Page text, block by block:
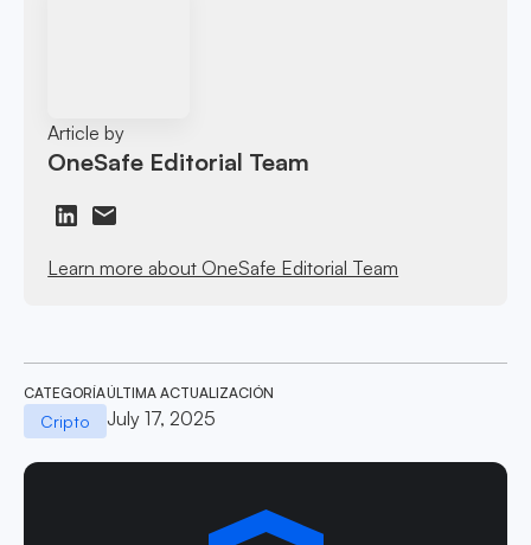
Article by
OneSafe Editorial Team
Learn more about OneSafe Editorial Team
CATEGORÍA
Cripto
ÚLTIMA ACTUALIZACIÓN
July 17, 2025